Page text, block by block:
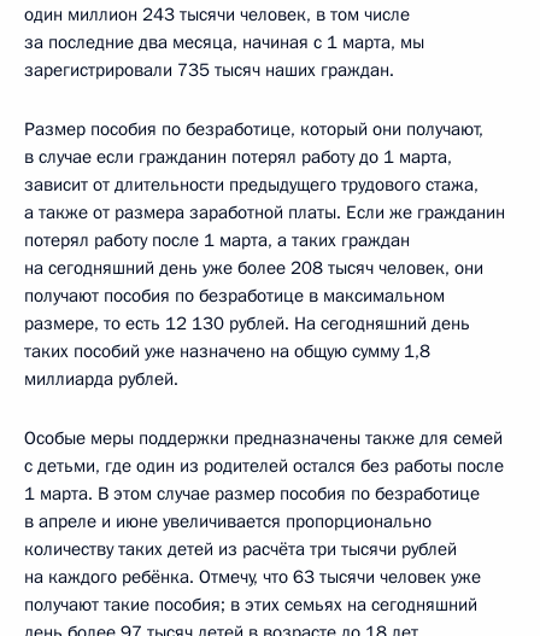
один миллион 243 тысячи человек, в том числе
за последние два месяца, начиная с 1 марта, мы
зарегистрировали 735 тысяч наших граждан.
Размер пособия по безработице, который они получают,
в случае если гражданин потерял работу до 1 марта,
зависит от длительности предыдущего трудового стажа,
а также от размера заработной платы. Если же гражданин
потерял работу после 1 марта, а таких граждан
на сегодняшний день уже более 208 тысяч человек, они
получают пособия по безработице в максимальном
размере, то есть 12 130 рублей. На сегодняшний день
таких пособий уже назначено на общую сумму 1,8
миллиарда рублей.
Особые меры поддержки предназначены также для семей
с детьми, где один из родителей остался без работы после
1 марта. В этом случае размер пособия по безработице
в апреле и июне увеличивается пропорционально
количеству таких детей из расчёта три тысячи рублей
на каждого ребёнка. Отмечу, что 63 тысячи человек уже
получают такие пособия; в этих семьях на сегодняшний